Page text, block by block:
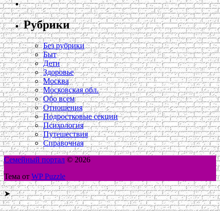
Рубрики
Без рубрики
Быт
Дети
Здоровье
Москва
Московская обл.
Обо всем
Отношения
Подростковые секции
Психология
Путешествия
Справочная
Семейный портал © 2026
Тема от WP Puzzle
➤